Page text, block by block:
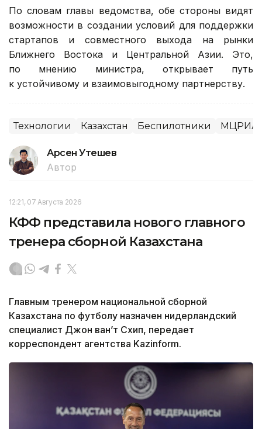
По словам главы ведомства, обе стороны видят
возможности в создании условий для поддержки
стартапов и совместного выхода на рынки
Ближнего Востока и Центральной Азии. Это,
по мнению министра, открывает путь
к устойчивому и взаимовыгодному партнерству.
Технологии Казахстан Беспилотники
Арсен Утешев
Автор
12:21, 07 Августа 2026
КФФ представила нового главного
тренера сборной Казахстана
Главным тренером национальной сборной
Казахстана по футболу назначен нидерландский
специалист Джон ван’т Схип, передает
корреспондент агентства Kazinform.